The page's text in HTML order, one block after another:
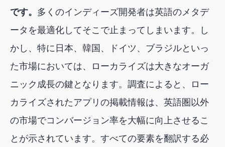
です。 多くのインディーズ開発者は英語のメタデ
ータを最適化してそこで止まってしまいます。し
かし、特に日本、韓国、ドイツ、ブラジルといっ
た市場においては、ローカライズは大きなオーガ
ニック成長の鍵となります。調査によると、ロー
カライズされたアプリの掲載情報は、英語圏以外
の市場でコンバージョン率を大幅に向上させるこ
とが示されています。すべての要素を翻訳する必